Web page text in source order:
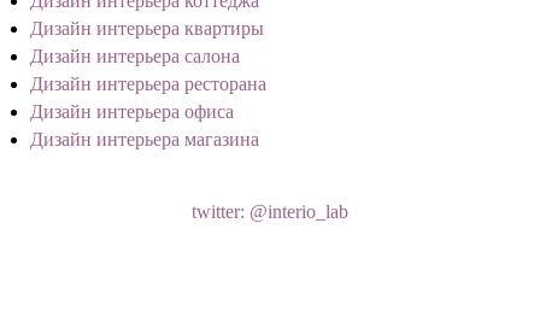
Дизайн интерьера квартиры
Дизайн интерьера салона
Дизайн интерьера ресторана
Дизайн интерьера офиса
Дизайн интерьера магазина
twitter: @interio_lab